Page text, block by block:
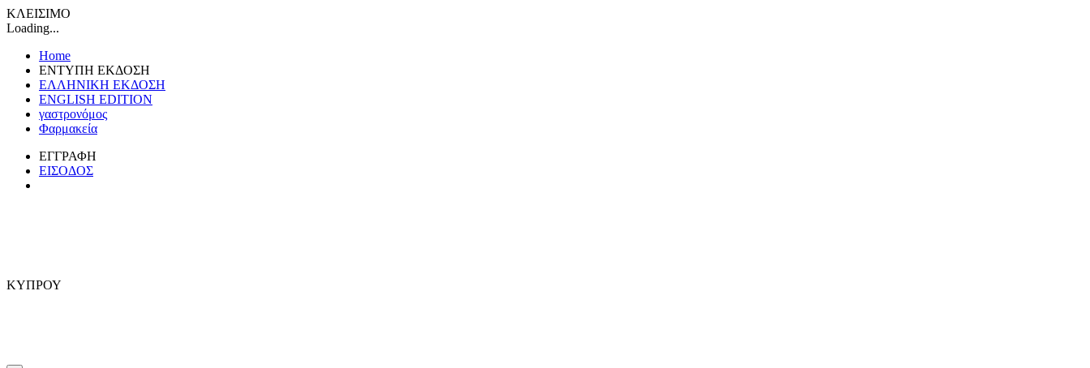
ΚΛΕΙΣΙΜΟ
Loading...
Home
ΕΝΤΥΠΗ ΕΚΔΟΣΗ
ΕΛΛΗΝΙΚΗ ΕΚΔΟΣΗ
ENGLISH EDITION
γαστρονόμος
Φαρμακεία
ΕΓΓΡΑΦΗ
ΕΙΣΟΔΟΣ
ΚΥΠΡΟΥ